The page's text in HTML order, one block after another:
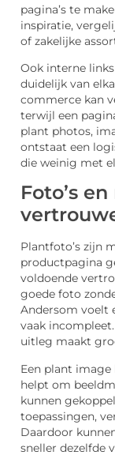
pagina’s te
inspiratie,
of zakelijke
Ook interne
duidelijk van
commerce kan
terwijl een
plant photos,
ontstaat een
die weinig met
Foto’s
Plantfoto’s zijn
productpagina
voldoende
goede foto
Andersom voelt
vaak
uitleg maakt
Een plant
helpt om
kunnen
toepassingen,
Daardoor
sneller dezelfde